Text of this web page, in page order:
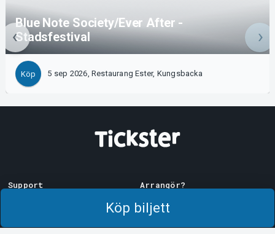
Köp biljett
Blue Note Society/Ever After -
Stadsfestival
Köp 5 sep 2026, Restaurang Ester, Kungsbacka
Support
Arrangör?
Logga in i Manager